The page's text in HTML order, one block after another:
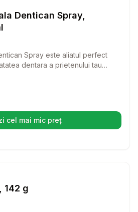
Dentican Spray,
Spray este aliatul perfect
dentara a prietenului tau
urat mirositoare si la
cel mai mic preț
(se deschide într-o filă nouă)
142 g